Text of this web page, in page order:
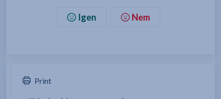
Igen Nem
Print